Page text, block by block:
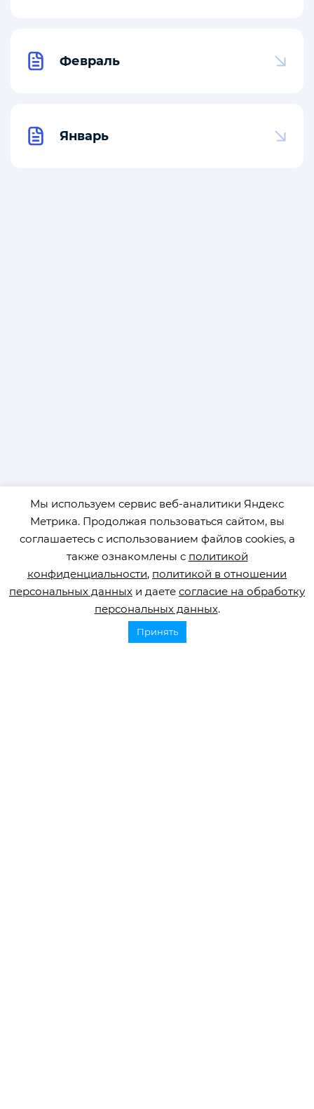
Февраль
Январь
Мы используем сервис веб-аналитики Яндекс
Метрика. Продолжая пользоваться сайтом, вы
соглашаетесь с использованием файлов cookies, а
также ознакомлены с политикой
конфиденциальности, политикой в отношении
персональных данных и даете согласие на обработку
персональных данных.
Принять